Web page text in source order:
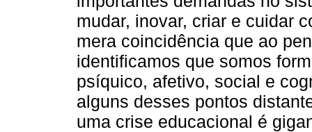
mudar, inovar, criar e cuidar
mera coincidência que ao
identificamos que somos
psíquico, afetivo, social e
alguns desses pontos
uma crise educacional é